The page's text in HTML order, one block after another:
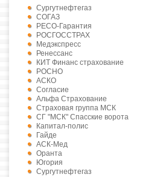
Сургутнефтегаз
СОГАЗ
РЕСО-Гарантия
РОСГОССТРАХ
Медэкспресс
Ренессанс
КИТ Финанс страхование
РОСНО
АСКО
Согласие
Альфа Страхование
Страховая группа МСК
СГ "МСК" Спасские ворота
Капитал-полис
Гайде
АСК-Мед
Оранта
Югория
Сургутнефтегаз